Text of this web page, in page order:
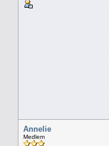
Annelie
Medlem